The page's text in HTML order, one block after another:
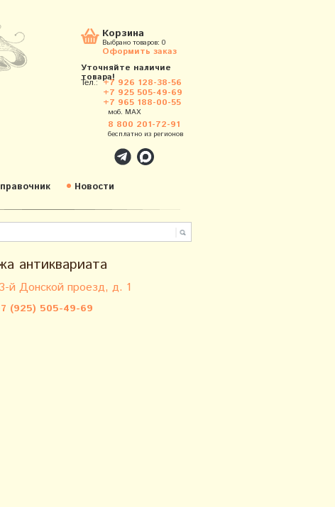
Корзина
Выбрано товаров: 0
Оформить заказ
Уточняйте наличие
товара!
Тел.: +7 926 128-38-56
+7 925 505-49-69
+7 965 188-00-55
моб. MAX
8 800 201-72-91
бесплатно из регионов
Новости
антиквариата
й Донской проезд, д. 1
(925) 505-49-69